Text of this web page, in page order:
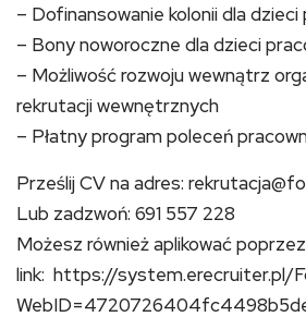
– Dofinansowanie kolonii dla dzieci
– Bony noworoczne dla dzieci
– Możliwość rozwoju wewnątrz
rekrutacji wewnętrznych
– Płatny program poleceń
Prześlij CV na adres:
Lub zadzwoń: 691 557 228
Możesz również aplikować poprzez
link: https://system.erecruiter.pl/